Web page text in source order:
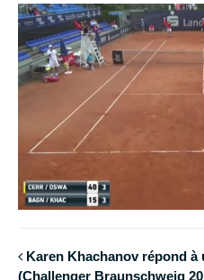
Karen Khachanov répond à
(Challenger Braunschweig